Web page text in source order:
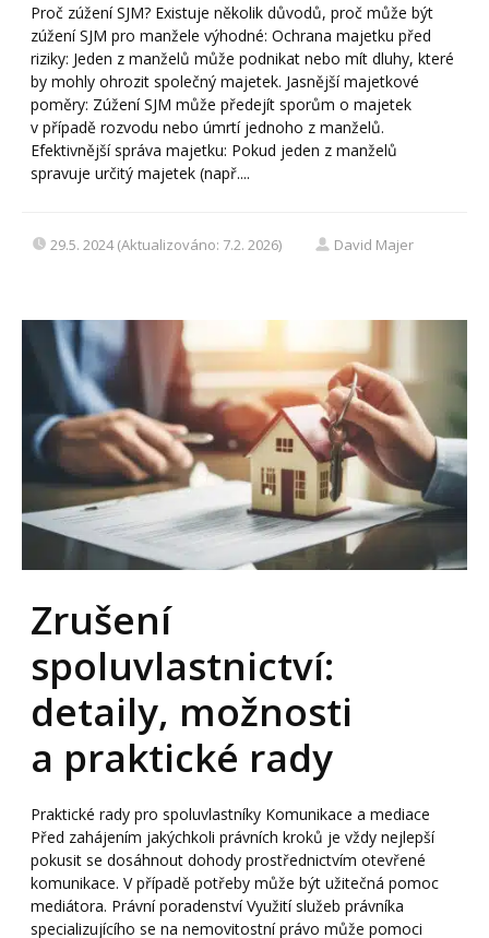
Proč zúžení SJM? Existuje několik důvodů, proč může být
zúžení SJM pro manžele výhodné: Ochrana majetku před
riziky: Jeden z manželů může podnikat nebo mít dluhy, které
by mohly ohrozit společný majetek. Jasnější majetkové
poměry: Zúžení SJM může předejít sporům o majetek
v případě rozvodu nebo úmrtí jednoho z manželů.
Efektivnější správa majetku: Pokud jeden z manželů
spravuje určitý majetek (např....
29.5. 2024 (Aktualizováno: 7.2. 2026) David Majer
Zrušení
spoluvlastnictví:
detaily, možnosti
a praktické rady
Praktické rady pro spoluvlastníky Komunikace a mediace
Před zahájením jakýchkoli právních kroků je vždy nejlepší
pokusit se dosáhnout dohody prostřednictvím otevřené
komunikace. V případě potřeby může být užitečná pomoc
mediátora. Právní poradenství Využití služeb právníka
specializujícího se na nemovitostní právo může pomoci